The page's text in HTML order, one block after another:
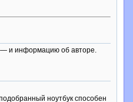
— и информацию об авторе.
ноутбук способен